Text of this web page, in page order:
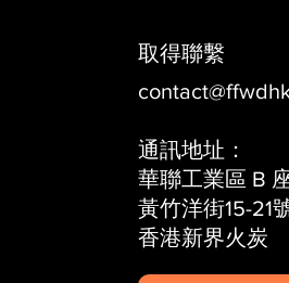
取得聯繫
通訊地址：
華聯工業區 B 座
黃竹洋街15-21
香港新界火炭